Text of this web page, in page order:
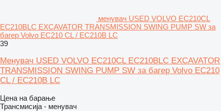
менувач USED VOLVO EC210CL
EC210BLC EXCAVATOR TRANSMISSION SWING PUMP SW за
багер Volvo EC210 CL / EC210B LC
39
Менувач USED VOLVO EC210CL EC210BLC EXCAVATOR
TRANSMISSION SWING PUMP SW за багер Volvo EC210
CL / EC210B LC
Цена на барање
Трансмисија - менувач